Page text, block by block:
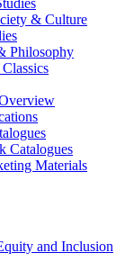
& Culture
Philosophy
Catalogues
Materials
and Inclusion